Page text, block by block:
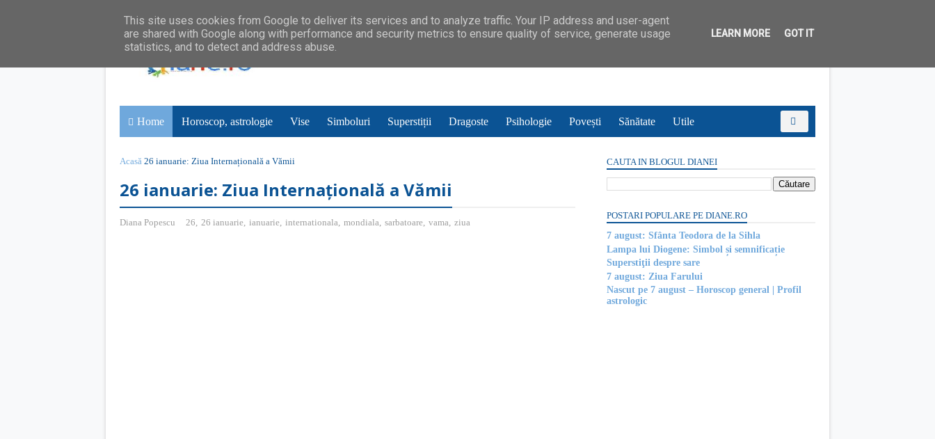
Home Horoscop, astrologie Vise Simboluri Superstiții Dragoste Psihologie Povești Sănătate Utile
Acasă 26 ianuarie: Ziua Internațională a Vămii
26 ianuarie: Ziua Internațională a Vămii
Diana Popescu 26, 26 ianuarie, ianuarie, internationala, mondiala, sarbatoare, vama, ziua
CAUTA IN BLOGUL DIANEI
POSTARI POPULARE PE DIANE.RO
7 august: Sfânta Teodora de la Sihla
Lampa lui Diogene: Simbol și semnificație
Superstiţii despre sare
7 august: Ziua Farului
Nascut pe 7 august – Horoscop general | Profil
astrologic
This site uses cookies from Google to deliver its services and to analyze traffic. Your IP address and user-agent
are shared with Google along with performance and security metrics to ensure quality of service, generate usage
statistics, and to detect and address abuse.
LEARN MORE GOT IT